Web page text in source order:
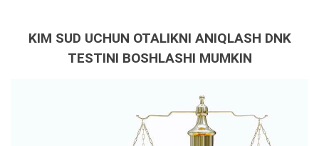
KIM SUD UCHUN OTALIKNI ANIQLASH DNK
TESTINI BOSHLASHI MUMKIN